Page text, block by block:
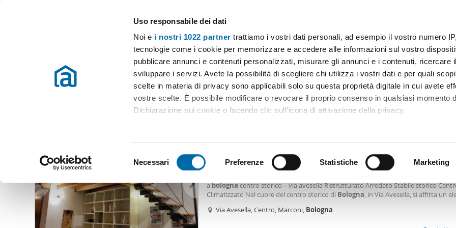
Uso responsabile dei dati
Noi e i nostri 1022 partner trattiamo i vostri dati personali, ad esempio il vostro numero
tecnologie come i cookie per memorizzare e accedere alle informazioni sul vostro
pubblicare annunci e contenuti personalizzati, misurare gli annunci e i contenuti, ricercare
sviluppare i servizi. Avete la possibilità di scegliere chi utilizza i vostri dati e per quali
scelte in materia di privacy sono applicabili solo su questa proprietà digitale in cui avete
vostre scelte. È possibile modificare o revocare il proprio consenso in qualsiasi momento
Dichiarazione sui cookie o facendo clic sull'icona di attivazione della privacy.
Identificare il tuo dispositivo, scansionandolo attivamente alla ricerca di caratteristiche
(impronte digitali).
Approfondisci come vengono elaborati i tuoi dati personali e imposta le tue preferenze
dettagli. Puoi modificare o ritirare il tuo consenso in qualsiasi momento dalla Dichiarazione
Utilizziamo i cookie per personalizzare contenuti ed annunci, per fornire funzionalità dei
e
e
Necessari Preferenze Statistiche Marketing
Case e appartamenti in affitto in tutta Italia
Scegli la zona Prezzo Superficie Locali Più filtri - 1
Affitto Bologna Appartamenti Affitto Bologna Affitto costa bologna Bologna
(1860 immobili) Ordine Mioaffitto
Bilocale arredato Centro
abolognacentro storico – via avesella Ristrutturato Arredato Stabile storico
Climatizzato Nel cuore del centro storico di Bologna, in Via Avesella, si affitta un
stabile storico di pregio
Via Avesella, Centro, Marconi, Bologna